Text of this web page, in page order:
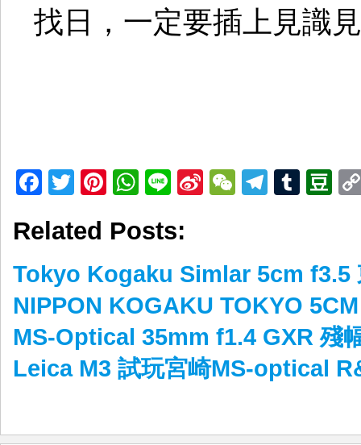
找日，一定要插上見識
Facebook
TwitterPinterest
WhatsApp
LineSinaWeChat
Related Posts:
Tokyo Kogaku Simlar 5cm f3.5
NIPPON KOGAKU TOKYO
MS-Optical 35mm f1.4 GXR 殘
Leica M3 試玩宮崎MS-optical